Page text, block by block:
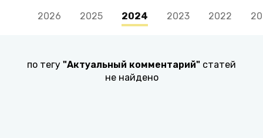
2026 2025 2024 2023 2022
по тегу "Актуальный комментарий" статей
не найдено